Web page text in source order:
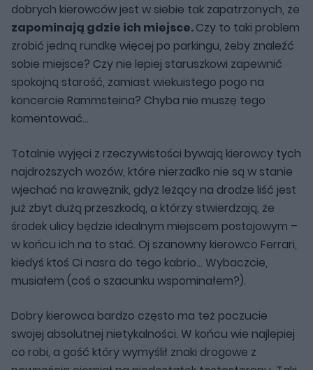
dobrych kierowców jest w siebie tak zapatrzonych, że
zapominają gdzie ich miejsce.Czy to taki problem
zrobić jedną rundkę więcej po parkingu, żeby znaleźć
sobie miejsce? Czy nie lepiej staruszkowi zapewnić
spokojną starość, zamiast wiekuistego pogo na
koncercie Rammsteina? Chyba nie muszę tego
komentować…
Totalnie wyjęci z rzeczywistości bywają kierowcy tych
najdroższych wozów, które nierzadko nie są w stanie
wjechać na krawężnik, gdyż leżący na drodze liść jest
już zbyt dużą przeszkodą, a którzy stwierdzają, że
środek ulicy będzie idealnym miejscem postojowym –
w końcu ich na to stać. Oj szanowny kierowco Ferrari,
kiedyś ktoś Ci nasra do tego kabrio… Wybaczcie,
musiałem (coś o szacunku wspominałem?).
Dobry kierowca bardzo często ma też poczucie
swojej absolutnej nietykalności. W końcu wie najlepiej
co robi, a gość który wymyślił znaki drogowe z